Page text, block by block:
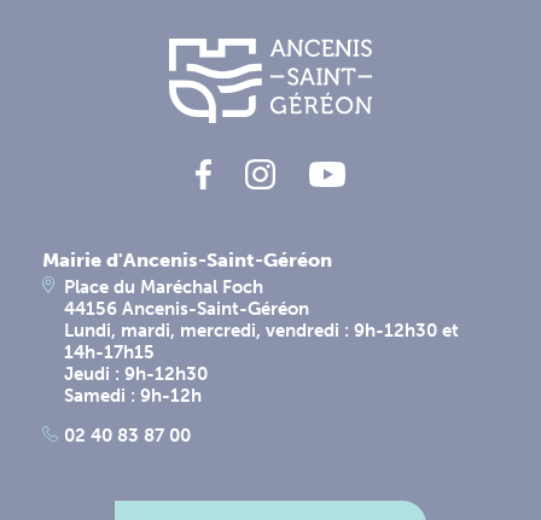
Mairie d'Ancenis-Saint-Géréon
Place du Maréchal Foch
44156 Ancenis-Saint-Géréon
Lundi, mardi, mercredi, vendredi : 9h-12h30 et
14h-17h15
Jeudi : 9h-12h30
Samedi : 9h-12h
02 40 83 87 00